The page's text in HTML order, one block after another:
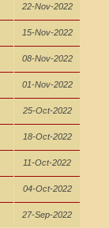
22-Nov-2022
15-Nov-2022
08-Nov-2022
01-Nov-2022
25-Oct-2022
18-Oct-2022
11-Oct-2022
04-Oct-2022
27-Sep-2022